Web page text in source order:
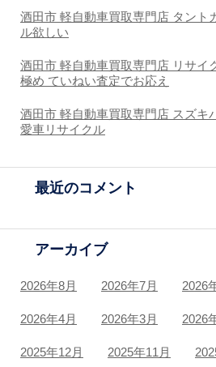
酒田市 軽自動車買取専門店 タント
ル欲しい
酒田市 軽自動車買取専門店 リサイ
極め ていねい査定でお応え
酒田市 軽自動車買取専門店 スズキ
愛車リサイクル
最近のコメント
アーカイブ
2026年8月 2026年7月 2026
2026年4月 2026年3月 2026
2025年12月 2025年11月